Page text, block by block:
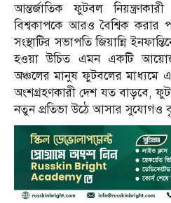
আন্তর্জাতিক ফুটবল
বিশ্বকাপকে আরও বৈশ্বিক করার
সংস্থাটির সভাপতি জিয়ান্নি
হওয়া উচিত এমন একটি
অঞ্চলের মানুষ ফুটবলের মাধ্যমে
অংশগ্রহণকারী দেশ যত বাড়বে,
নতুন প্রতিভা উঠে আসার সুযোগও